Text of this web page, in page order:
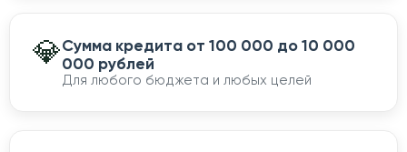
💎Сумма кредита от 100 000 до 10 000
000 рублей
Для любого бюджета и любых целей